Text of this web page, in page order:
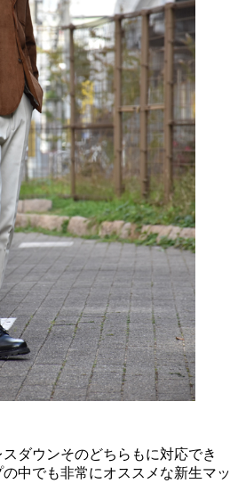
ダウンそのどちらもに対応でき
中でも非常にオススメな新生マッ